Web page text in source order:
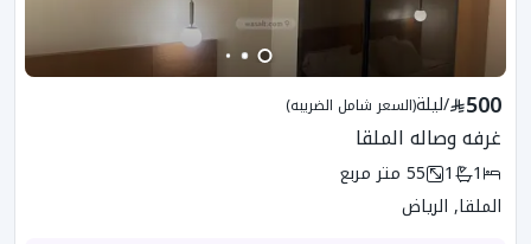
500
/ليلة(السعر شامل الضريبه)
غرفه وصاله الملقا
1
1
55 متر مربع
الملقا, الرياض